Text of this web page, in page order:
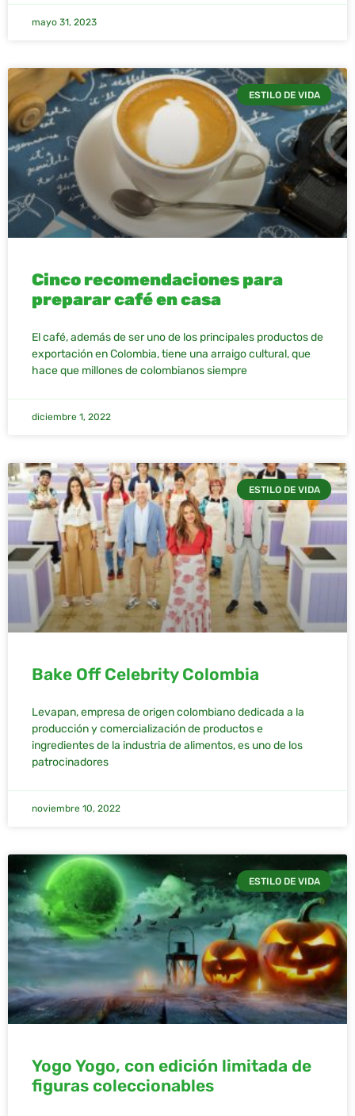
mayo 31, 2023
ESTILO DE VIDA
Cinco recomendaciones para
preparar café en casa
El café, además de ser uno de los principales productos de
exportación en Colombia, tiene una arraigo cultural, que
hace que millones de colombianos siempre
diciembre 1, 2022
ESTILO DE VIDA
Bake Off Celebrity Colombia
Levapan, empresa de origen colombiano dedicada a la
producción y comercialización de productos e
ingredientes de la industria de alimentos, es uno de los
patrocinadores
noviembre 10, 2022
ESTILO DE VIDA
Yogo Yogo, con edición limitada de
figuras coleccionables